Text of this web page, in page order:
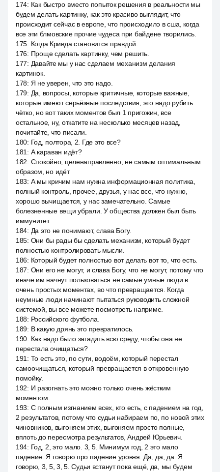
174: Как быстро вместо попыток решения в реальности мы
будем делать картинку, как это красиво выглядит, что
происходит сейчас в европе, что происходило в сша, когда
все эти блмовские прочие чудеса при байдене творились.
175: Когда Кривда становится правдой.
176: Проще сделать картинку, чем решить.
177: Давайте мы у нас сделаем механизм делания
картинок.
178: Я не уверен, что это надо.
179: Да, вопросы, которые критичные, которые важные,
которые имеют серьёзные последствия, это надо рубить
чётко, но вот таких моментов был 1 пригожин, все
остальное, ну, откатите на несколько месяцев назад,
почитайте, что писали.
180: Год, полтора, 2. Где это все?
181 : А караван идёт?
182: Спокойно, целенаправленно, не самым оптимальным
образом, но идёт
183: А мы кричим нам нужна информационная политика,
полный контроль, прочее, друзья, у нас все, что нужно,
хорошо вычищается, у нас замечательно. Самые
болезненные вещи убрали. У общества должен был быть
иммунитет.
184: Да это не понимают, слава Богу.
185: Они бы рады бы сделать механизм, который будет
полностью контролировать мысли.
186: Который будет полностью вот делать вот то, что есть.
187: Они его не могут, и слава Богу, что не могут, потому что
иначе им начнут пользоваться не самые умные люди в
очень простых моментах, во что превращается. Когда
неумные люди начинают пытаться руководить сложной
системой, вы все можете посмотреть наприме.
188: Российского футбола.
189: В какую дрянь это превратилось.
190: Как надо было загадить всю среду, чтобы она не
перестала очищаться?
191 : То есть это, по сути, водоём, который перестал
самоочищаться, который превращается в откровенную
помойку.
192: И разогнать это можно только очень жёстким
моментом.
193: С полным изгнанием всех, кто есть, с падением на год,
2 результатов, потому что судьи набираем по, по новой этих
чиновников, выгоняем этих, выгоняем просто полные,
вплоть до пересмотра результатов, Андрей Юрьевич.
194: Год, 2, это мало. 3, 5. Минимум год, 2 это мало
падение. Я говорю про падение уровня. Да, да, да. Я
говорю, 3, 5, 3, 5. Судьи встанут пока ещё, да, мы будем